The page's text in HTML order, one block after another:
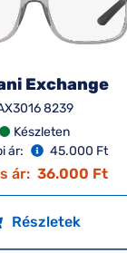
Exchange
8239
Készleten
ár:
45.000 Ft
ár: 36.000 Ft
Részletek